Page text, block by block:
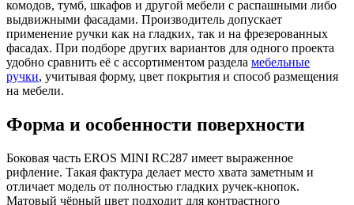
комодов, тумб, шкафов и другой мебели с распашными либо
выдвижными фасадами. Производитель допускает
применение ручки как на гладких, так и на фрезерованных
фасадах. При подборе других вариантов для одного проекта
удобно сравнить её с ассортиментом раздела мебельные
ручки, учитывая форму, цвет покрытия и способ размещения
на мебели.
Форма и особенности поверхности
Боковая часть EROS MINI RC287 имеет выраженное
рифление. Такая фактура делает место хвата заметным и
отличает модель от полностью гладких ручек-кнопок.
Матовый чёрный цвет подходит для контрастного